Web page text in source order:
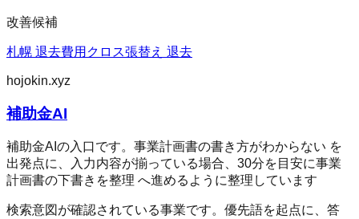
改善候補
札幌 退去費用 クロス張替え 退去
hojokin.xyz
補助金AI
補助金AIの入口です。事業計画書の書き方がわからない を
出発点に、入力内容が揃っている場合、30分を目安に事業
計画書の下書きを整理 へ進めるように整理しています
検索意図が確認されている事業です。優先語を起点に、答